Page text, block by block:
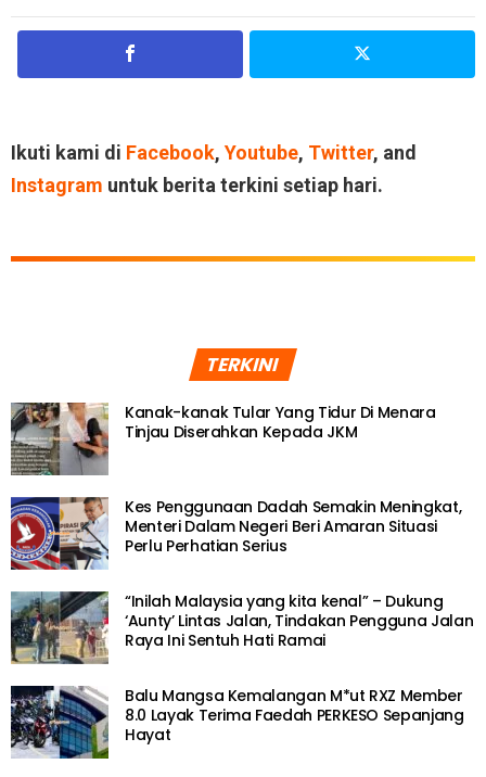
Ikuti kami di Facebook, Youtube, Twitter, and
Instagram untuk berita terkini setiap hari.
TERKINI
Kanak-kanak Tular Yang Tidur Di Menara
Tinjau Diserahkan Kepada JKM
Kes Penggunaan Dadah Semakin Meningkat,
Menteri Dalam Negeri Beri Amaran Situasi
Perlu Perhatian Serius
“Inilah Malaysia yang kita kenal” – Dukung
‘Aunty’ Lintas Jalan, Tindakan Pengguna Jalan
Raya Ini Sentuh Hati Ramai
Balu Mangsa Kemalangan M*ut RXZ Member
8.0 Layak Terima Faedah PERKESO Sepanjang
Hayat